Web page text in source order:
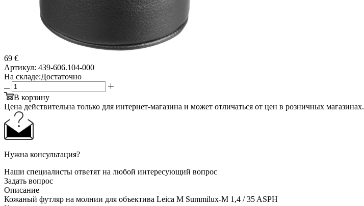
69 €
Артикул: 439-606.104-000
На складе:Достаточно
В корзину
Цена действительна только для интернет-магазина и может отличаться от цен в розничных магазинах.
Нужна консультация?
Наши специалисты ответят на любой интересующий вопрос
Задать вопрос
Описание
Кожаный футляр на молнии для объектива Leica M Summilux-M 1,4 / 35 ASPH